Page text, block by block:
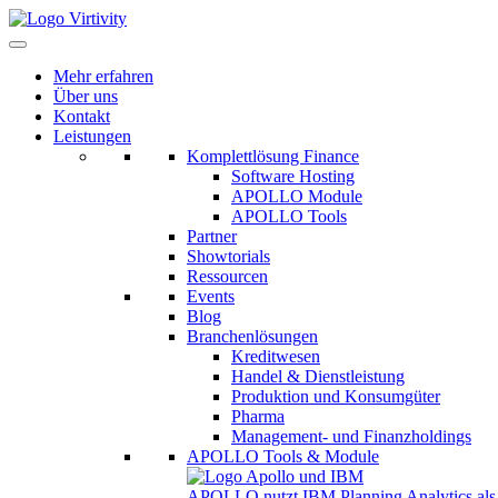
Skip
to
Mehr erfahren
Über uns
Kontakt
Leistungen
Komplettlösung Finance
Software Hosting
APOLLO Module
APOLLO Tools
Partner
Showtorials
Ressourcen
Events
Blog
Branchenlösungen
Kreditwesen
Handel & Dienstleistung
Produktion und Konsumgüter
Pharma
Management- und Finanzholdings
APOLLO Tools & Module